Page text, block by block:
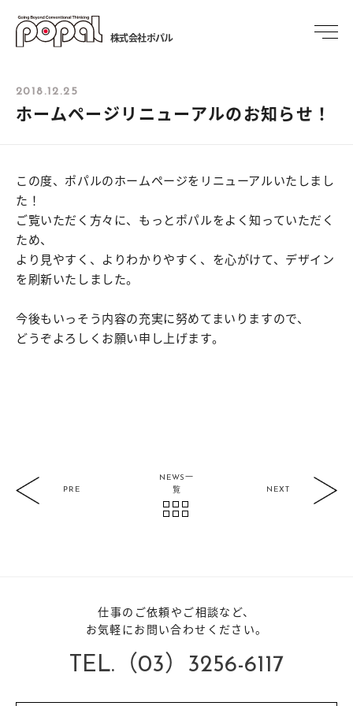
株式会社ポパル
2018.12.25
ホームページリニューアルのお知らせ！
この度、ポパルのホームページをリニューアルいたしまし
た！
ご覧いただく方々に、もっとポパルをよく知っていただく
ため、
より見やすく、よりわかりやすく、を心がけて、デザイン
を刷新いたしました。
今後もいっそう内容の充実に努めてまいりますので、
どうぞよろしくお願い申し上げます。
PRE
NEWS一
覧
NEXT
仕事のご依頼やご相談など、
お気軽にお問い合わせください。
TEL.（03）3256-6117